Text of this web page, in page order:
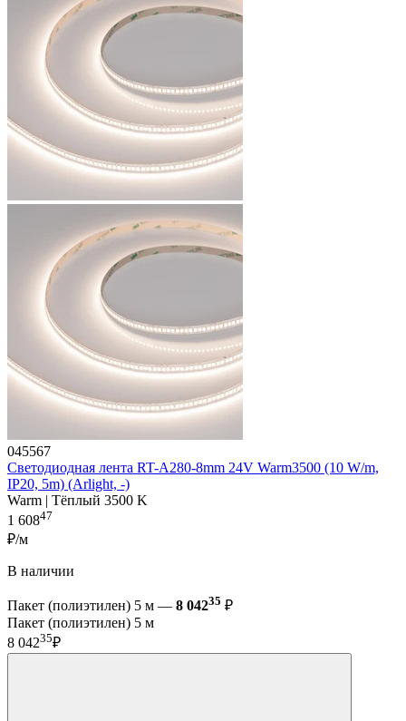
045567
Светодиодная лента RT-A280-8mm 24V Warm3500 (10 W/m,
IP20, 5m) (Arlight, -)
Warm | Тёплый 3500 K
1 60847
₽/м
В наличии
Пакет (полиэтилен) 5 м — 8 04235 ₽
Пакет (полиэтилен) 5 м
8 04235₽